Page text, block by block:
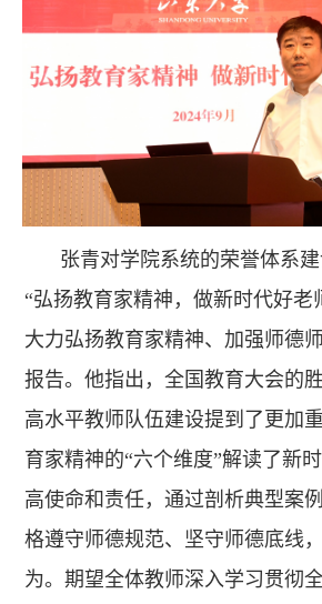
张青对学院系统的荣誉体系
“弘扬教育家精神，做新时代好老
大力弘扬教育家精神、加强师德
报告。他指出，全国教育大会的
高水平教师队伍建设提到了更加
育家精神的“六个维度”解读了新
高使命和责任，通过剖析典型案
格遵守师德规范、坚守师德底线
为。期望全体教师深入学习贯彻